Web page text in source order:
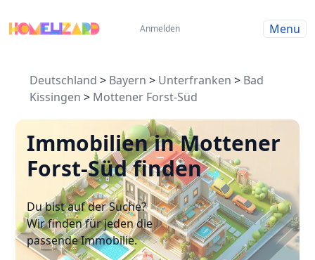
Anmelden Menu
Deutschland > Bayern > Unterfranken > Bad
Kissingen > Mottener Forst-Süd
Immobilien in Mottener
Forst-Süd finden
Du bist auf der Suche?
Wir finden für jeden die
passende Immobilie.